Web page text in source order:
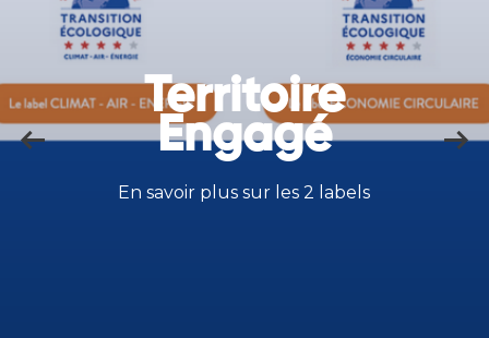
Territoire
Engagé
En savoir plus sur les 2 labels